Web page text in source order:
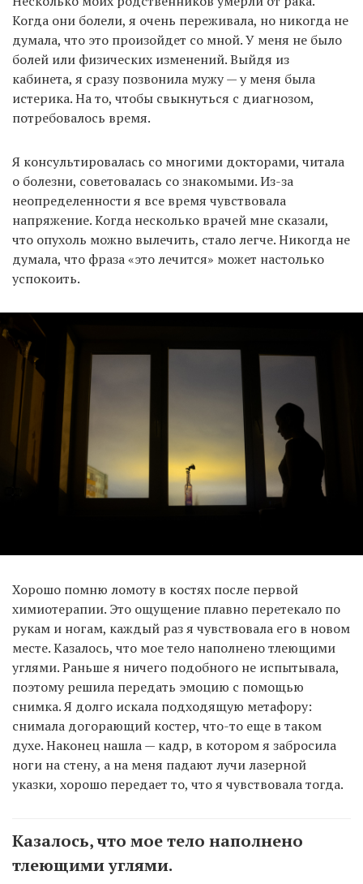
Когда они болели, я очень переживала, но никогда не
думала, что это произойдет со мной. У меня не было
болей или физических изменений. Выйдя из
кабинета, я сразу позвонила мужу — у меня была
истерика. На то, чтобы свыкнуться с диагнозом,
потребовалось время.
Я консультировалась со многими докторами, читала
о болезни, советовалась со знакомыми. Из-за
неопределенности я все время чувствовала
напряжение. Когда несколько врачей мне сказали,
что опухоль можно вылечить, стало легче. Никогда не
думала, что фраза «это лечится» может настолько
успокоить.
Хорошо помню ломоту в костях после первой
химиотерапии. Это ощущение плавно перетекало по
рукам и ногам, каждый раз я чувствовала его в новом
месте. Казалось, что мое тело наполнено тлеющими
углями. Раньше я ничего подобного не испытывала,
поэтому решила передать эмоцию с помощью
снимка. Я долго искала подходящую метафору:
снимала догорающий костер, что-то еще в таком
духе. Наконец нашла — кадр, в котором я забросила
ноги на стену, а на меня падают лучи лазерной
указки, хорошо передает то, что я чувствовала тогда.
Казалось, что мое тело наполнено
тлеющими углями.